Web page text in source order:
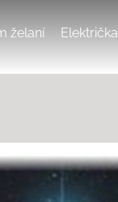
želaní Električka